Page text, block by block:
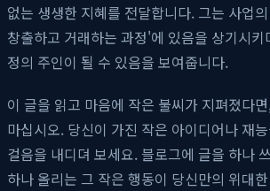
없는 생생한 지혜를 전달합니다. 그는 사업
창출하고 거래하는 과정'에 있음을 상기시
정의 주인이 될 수 있음을 보여줍니다.
이 글을 읽고 마음에 작은 불씨가 지펴졌다
마십시오. 당신이 가진 작은 아이디어나 재
걸음을 내디뎌 보세요. 블로그에 글을 하나
하나 올리는 그 작은 행동이 당신만의 위대한